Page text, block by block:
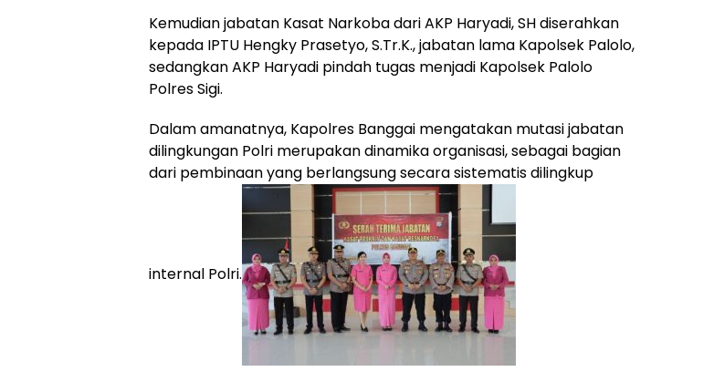
Kemudian jabatan Kasat Narkoba dari AKP Haryadi, SH diserahkan
kepada IPTU Hengky Prasetyo, S.Tr.K., jabatan lama Kapolsek Palolo,
sedangkan AKP Haryadi pindah tugas menjadi Kapolsek Palolo
Polres Sigi.
Dalam amanatnya, Kapolres Banggai mengatakan mutasi jabatan
dilingkungan Polri merupakan dinamika organisasi, sebagai bagian
dari pembinaan yang berlangsung secara sistematis dilingkup
internal Polri.